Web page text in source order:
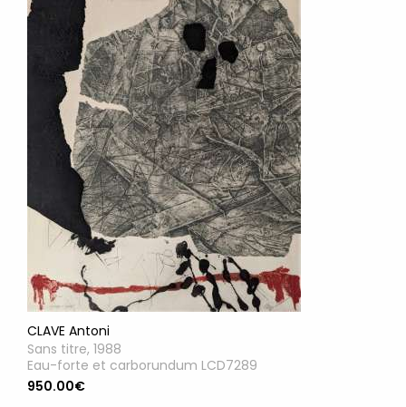
CLAVE Antoni
Sans titre, 1988
Eau-forte et carborundum LCD7289
950.00€